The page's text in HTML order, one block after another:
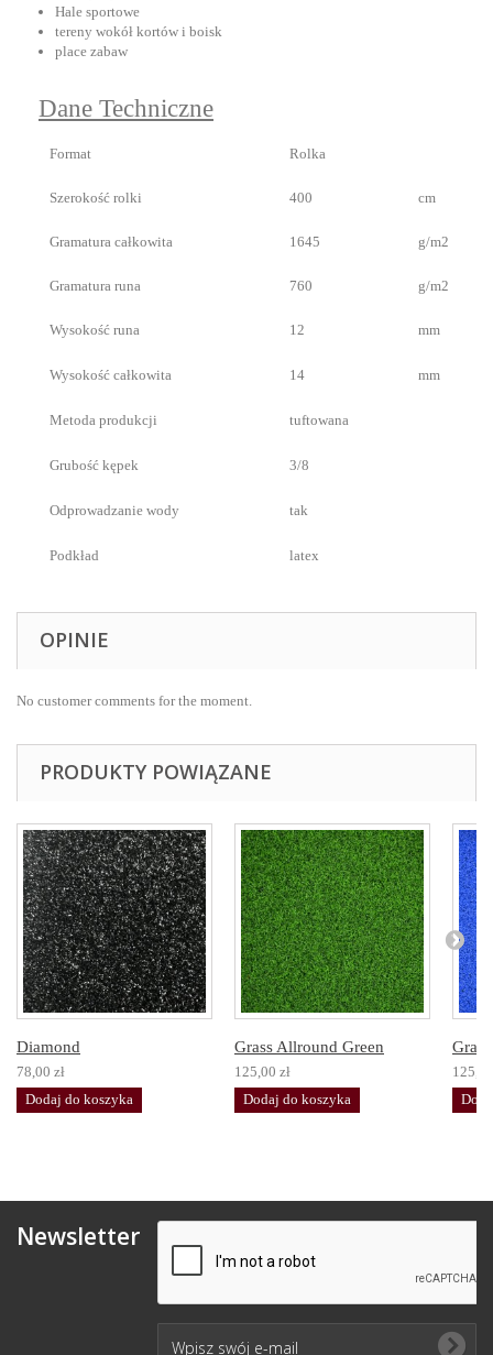
Hale sportowe
tereny wokół kortów i boisk
place zabaw
Dane Techniczne
Format Rolka
Szerokość rolki 400 cm
Gramatura całkowita 1645 g/m2
Gramatura runa 760 g/m2
Wysokość runa 12 mm
Wysokość całkowita 14 mm
Metoda produkcji tuftowana
Grubość kępek 3/8
Odprowadzanie wody tak
Podkład latex
OPINIE
No customer comments for the moment.
PRODUKTY POWIĄZANE
Diamond
78,00 zł
Dodaj do koszyka
Grass Allround Green
125,00 zł
Dodaj do koszyka
Newsletter